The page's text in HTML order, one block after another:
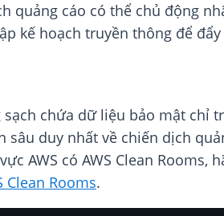
cáo có thể chủ động
kế hoạch truyền thông để
chứa dữ liệu bảo mật chỉ
sâu duy nhất về chiến dịch
AWS có AWS Clean Rooms,
Clean Rooms.